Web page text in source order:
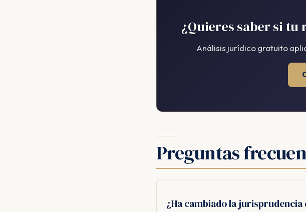
¿Quieres saber si
Análisis jurídico gratuito
Preguntas
¿Ha cambiado la jurisprudencia